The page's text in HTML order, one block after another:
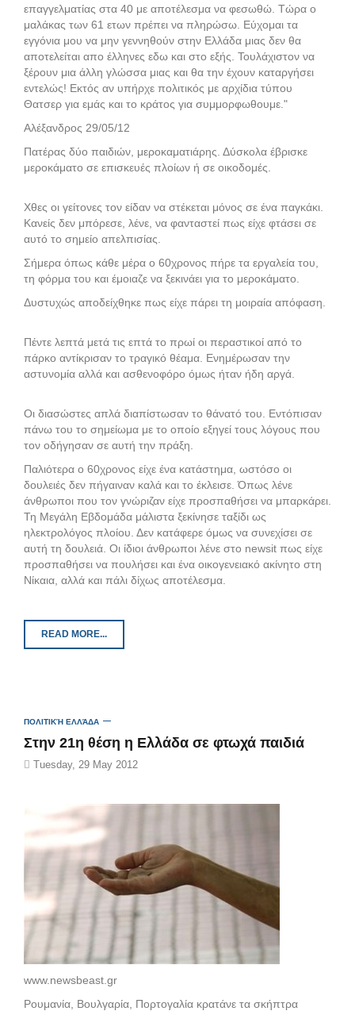
επαγγελματίας στα 40 με αποτέλεσμα να φεσωθώ. Τώρα ο
μαλάκας των 61 ετων πρέπει να πληρώσω. Εύχομαι τα
εγγόνια μου να μην γεννηθούν στην Ελλάδα μιας δεν θα
αποτελείται απο έλληνες εδω και στο εξής. Τουλάχιστον να
ξέρουν μια άλλη γλώσσα μιας και θα την έχουν καταργήσει
εντελώς! Εκτός αν υπήρχε πολιτικός με αρχίδια τύπου
Θατσερ για εμάς και το κράτος για συμμορφωθουμε."
Αλέξανδρος 29/05/12
Πατέρας δύο παιδιών, μεροκαματιάρης. Δύσκολα έβρισκε
μεροκάματο σε επισκευές πλοίων ή σε οικοδομές.
Χθες οι γείτονες τον είδαν να στέκεται μόνος σε ένα παγκάκι.
Κανείς δεν μπόρεσε, λένε, να φανταστεί πως είχε φτάσει σε
αυτό το σημείο απελπισίας.
Σήμερα όπως κάθε μέρα ο 60χρονος πήρε τα εργαλεία του,
τη φόρμα του και έμοιαζε να ξεκινάει για το μεροκάματο.
Δυστυχώς αποδείχθηκε πως είχε πάρει τη μοιραία απόφαση.
Πέντε λεπτά μετά τις επτά το πρωί οι περαστικοί από το
πάρκο αντίκρισαν το τραγικό θέαμα. Ενημέρωσαν την
αστυνομία αλλά και ασθενοφόρο όμως ήταν ήδη αργά.
Οι διασώστες απλά διαπίστωσαν το θάνατό του. Εντόπισαν
πάνω του το σημείωμα με το οποίο εξηγεί τους λόγους που
τον οδήγησαν σε αυτή την πράξη.
Παλιότερα ο 60χρονος είχε ένα κατάστημα, ωστόσο οι
δουλειές δεν πήγαιναν καλά και το έκλεισε. Όπως λένε
άνθρωποι που τον γνώριζαν είχε προσπαθήσει να μπαρκάρει.
Τη Μεγάλη Εβδομάδα μάλιστα ξεκίνησε ταξίδι ως
ηλεκτρολόγος πλοίου. Δεν κατάφερε όμως να συνεχίσει σε
αυτή τη δουλειά. Οι ίδιοι άνθρωποι λένε στο newsit πως είχε
προσπαθήσει να πουλήσει και ένα οικογενειακό ακίνητο στη
Νίκαια, αλλά και πάλι δίχως αποτέλεσμα.
READ MORE...
ΠΟΛΙΤΙΚΉ ΕΛΛΆΔΑ
Στην 21η θέση η Ελλάδα σε φτωχά παιδιά
Tuesday, 29 May 2012
www.newsbeast.gr
Ρουμανία, Βουλγαρία, Πορτογαλία κρατάνε τα σκήπτρα